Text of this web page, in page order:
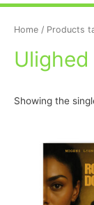
Home / Products
Ulighed
Showing the